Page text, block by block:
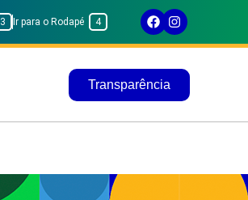
3 Ir para o Rodapé 4
Transparência